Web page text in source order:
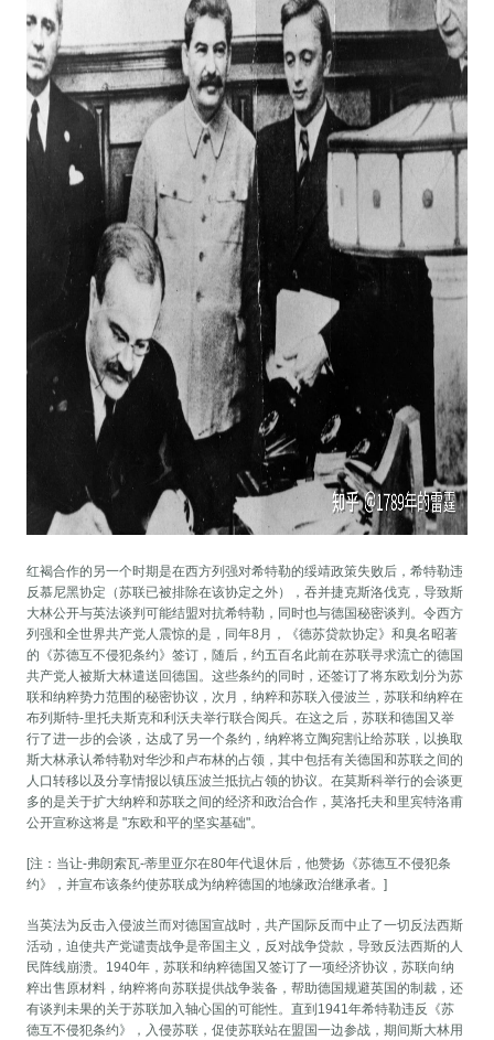
红褐合作的另一个时期是在西方列强对希特勒的绥靖政策失败后，希特勒违
反慕尼黑协定（苏联已被排除在该协定之外），吞并捷克斯洛伐克，导致斯
大林公开与英法谈判可能结盟对抗希特勒，同时也与德国秘密谈判。令西方
列强和全世界共产党人震惊的是，同年8月，《德苏贷款协定》和臭名昭著
的《苏德互不侵犯条约》签订，随后，约五百名此前在苏联寻求流亡的德国
共产党人被斯大林遣送回德国。这些条约的同时，还签订了将东欧划分为苏
联和纳粹势力范围的秘密协议，次月，纳粹和苏联入侵波兰，苏联和纳粹在
布列斯特-里托夫斯克和利沃夫举行联合阅兵。在这之后，苏联和德国又举
行了进一步的会谈，达成了另一个条约，纳粹将立陶宛割让给苏联，以换取
斯大林承认希特勒对华沙和卢布林的占领，其中包括有关德国和苏联之间的
人口转移以及分享情报以镇压波兰抵抗占领的协议。在莫斯科举行的会谈更
多的是关于扩大纳粹和苏联之间的经济和政治合作，莫洛托夫和里宾特洛甫
公开宣称这将是 "东欧和平的坚实基础"。
[注：当让-弗朗索瓦-蒂里亚尔在80年代退休后，他赞扬《苏德互不侵犯条
约》，并宣布该条约使苏联成为纳粹德国的地缘政治继承者。]
当英法为反击入侵波兰而对德国宣战时，共产国际反而中止了一切反法西斯
活动，迫使共产党谴责战争是帝国主义，反对战争贷款，导致反法西斯的人
民阵线崩溃。1940年，苏联和纳粹德国又签订了一项经济协议，苏联向纳
粹出售原材料，纳粹将向苏联提供战争装备，帮助德国规避英国的制裁，还
有谈判未果的关于苏联加入轴心国的可能性。直到1941年希特勒违反《苏
德互不侵犯条约》，入侵苏联，促使苏联站在盟国一边参战，期间斯大林用